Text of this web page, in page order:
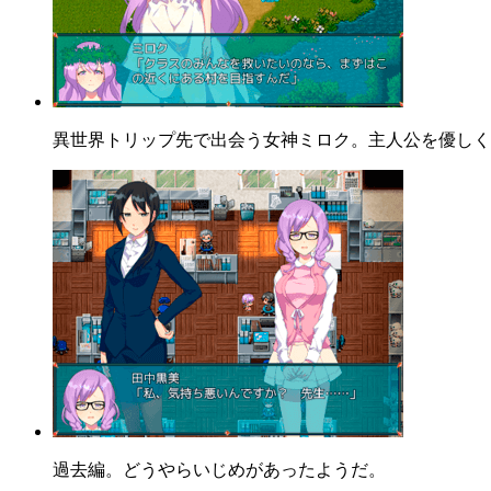
異世界トリップ先で出会う女神ミロク。主人公を優し
過去編。どうやらいじめがあったようだ。